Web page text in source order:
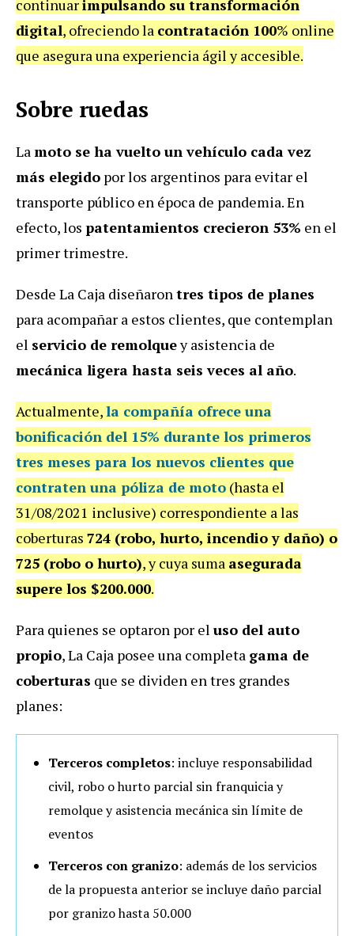
continuarimpulsando su transformación
digital, ofreciendo la contratación 100% online
que asegura una experiencia ágil y accesible.
Sobre ruedas
Lamoto se ha vuelto un vehículo cada vez
más elegido por los argentinos para evitar el
transporte público en época de pandemia. En
efecto, los patentamientos crecieron 53% en el
primer trimestre.
Desde La Caja diseñarontres tipos de planes
para acompañar a estos clientes, que contemplan
el servicio de remolquey asistencia de
mecánica ligera hasta seis veces al año.
Actualmente,la compañía ofrece una
bonificación del 15% durante los primeros
tres meses para los nuevos clientes que
contraten una póliza de moto (hasta el
31/08/2021 inclusive) correspondiente a las
coberturas 724 (robo, hurto, incendio y daño) o
725 (robo o hurto), y cuya suma asegurada
supere los $200.000.
Para quienes se optaron por el uso del auto
propio, La Caja posee una completa gama de
coberturas que se dividen en tres grandes
planes:
Terceros completos: incluye responsabilidad
civil, robo o hurto parcial sin franquicia y
remolque y asistencia mecánica sin límite de
eventos
Terceros con granizo: además de los servicios
de la propuesta anterior se incluye daño parcial
por granizo hasta 50.000